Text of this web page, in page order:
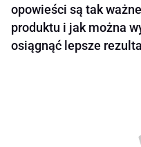
opowieści są tak
produktu i jak można
osiągnąć lepsze